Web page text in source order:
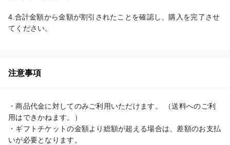
4.合計金額から金額が割引されたことを確認し、購入を完了させ
てください。
注意事項
・商品代金に対してのみご利用いただけます。 （送料へのご利
用はできかねます。）
・ギフトチケットの金額より総額が超える場合は、差額のお支払
いが必要となります。